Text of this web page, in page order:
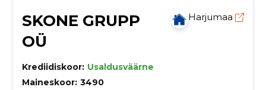
SKONE GRUPP
OÜ
Harjumaa
Krediidiskoor: Usaldusväärne
Maineskoor: 3490